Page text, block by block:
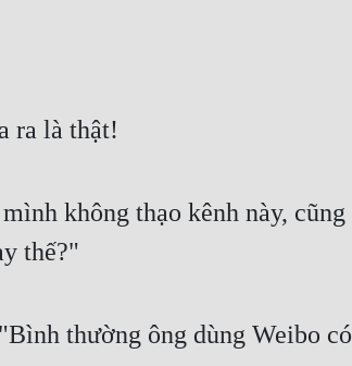
ra là thật!
không thạo kênh này, cũng
thế?"
thường ông dùng Weibo có